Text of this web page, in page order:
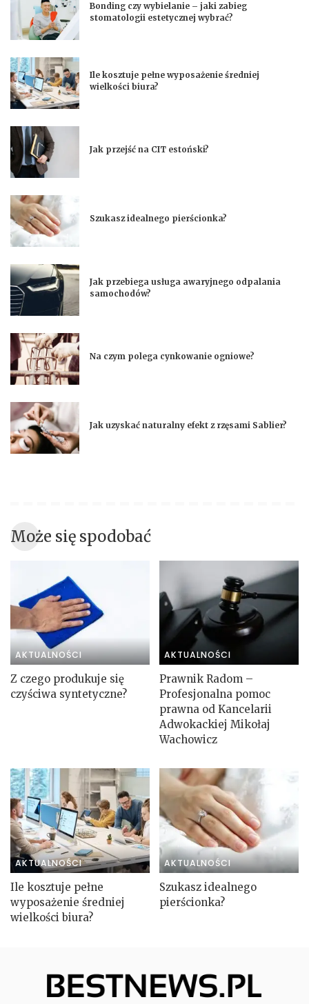
Bonding czy wybielanie – jaki zabieg
stomatologii estetycznej wybrać?
Ile kosztuje pełne wyposażenie średniej
wielkości biura?
Jak przejść na CIT estoński?
Szukasz idealnego pierścionka?
Jak przebiega usługa awaryjnego odpalania
samochodów?
Na czym polega cynkowanie ogniowe?
Jak uzyskać naturalny efekt z rzęsami Sablier?
Może się spodobać
AKTUALNOŚCI
Z czego produkuje się
czyściwa syntetyczne?
AKTUALNOŚCI
Prawnik Radom –
Profesjonalna pomoc
prawna od Kancelarii
Adwokackiej Mikołaj
Wachowicz
AKTUALNOŚCI
Ile kosztuje pełne
wyposażenie średniej
wielkości biura?
AKTUALNOŚCI
Szukasz idealnego
pierścionka?